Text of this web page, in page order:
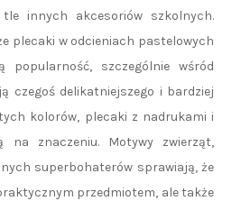
innych akcesoriów szkolnych.
plecaki w odcieniach pastelowych
popularność, szczególnie wśród
czegoś delikatniejszego i bardziej
kolorów, plecaki z nadrukami i
na znaczeniu. Motywy zwierząt,
superbohaterów sprawiają, że
przedmiotem, ale także